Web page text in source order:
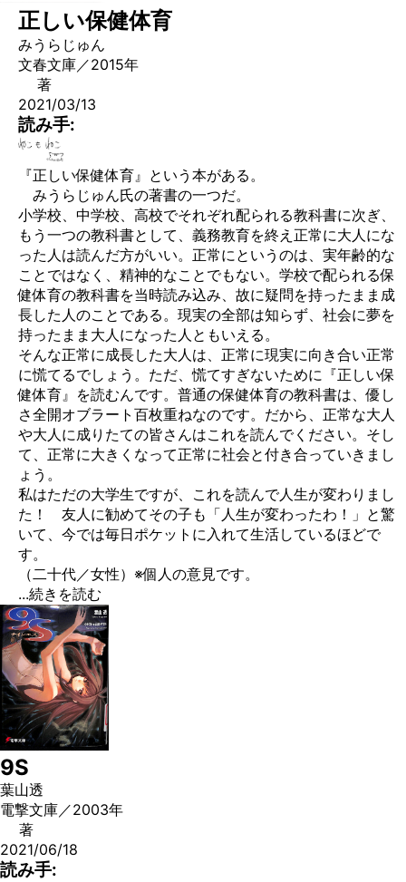
正しい保健体育
みうらじゅん
文春文庫／2015年
著
2021/03/13
読み手:
『正しい保健体育』という本がある。
みうらじゅん氏の著書の一つだ。
小学校、中学校、高校でそれぞれ配られる教科書に次ぎ、
もう一つの教科書として、義務教育を終え正常に大人にな
った人は読んだ方がいい。正常にというのは、実年齢的な
ことではなく、精神的なことでもない。学校で配られる保
健体育の教科書を当時読み込み、故に疑問を持ったまま成
長した人のことである。現実の全部は知らず、社会に夢を
持ったまま大人になった人ともいえる。
そんな正常に成長した大人は、正常に現実に向き合い正常
に慌てるでしょう。ただ、慌てすぎないために『正しい保
健体育』を読むんです。普通の保健体育の教科書は、優し
さ全開オブラート百枚重ねなのです。だから、正常な大人
や大人に成りたての皆さんはこれを読んでください。そし
て、正常に大きくなって正常に社会と付き合っていきまし
ょう。
私はただの大学生ですが、これを読んで人生が変わりまし
た！ 友人に勧めてその子も「人生が変わったわ！」と驚
いて、今では毎日ポケットに入れて生活しているほどで
す。
（二十代／女性）※個人の意見です。
...続きを読む
9S
葉山透
電撃文庫／2003年
著
2021/06/18
読み手: